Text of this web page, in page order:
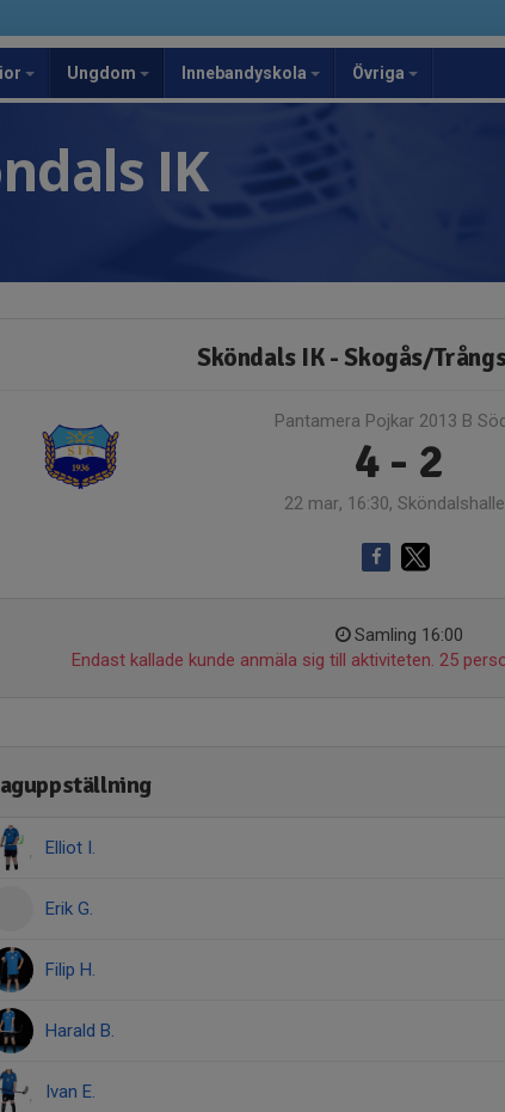
Ungdom Innebandyskola Övriga
IK
Sköndals IK - Skogås/
Pantamera Pojkar 2013 B
4 - 2
22 mar, 16:30,
Samling 16:00
Endast kallade kunde anmäla sig till aktiviteten. 25
Elliot I.
Erik G.
Filip H.
Harald B.
Ivan E.